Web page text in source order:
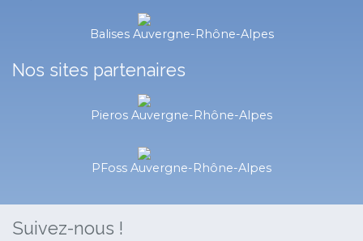
Balises Auvergne-Rhône-Alpes
Nos sites partenaires
Pieros Auvergne-Rhône-Alpes
PFoss Auvergne-Rhône-Alpes
Suivez-nous !